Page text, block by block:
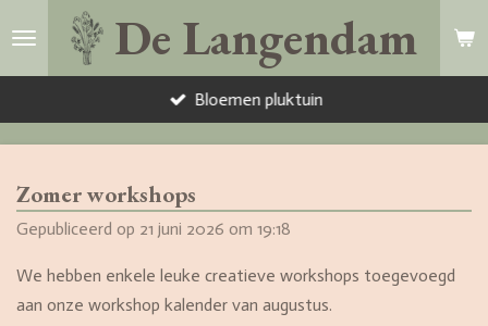
hoofdinhoud
De Langendam
Bloemen pluktuin
Zomer workshops
Gepubliceerd op 21 juni 2026 om 19:18
We hebben enkele leuke creatieve workshops toegevoegd
aan onze workshop kalender van augustus.